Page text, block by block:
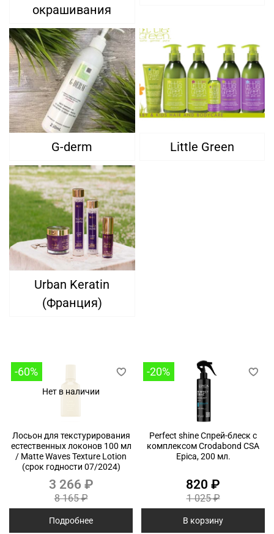
окрашивания
G-derm Little Green
Urban Keratin
(Франция)
Нет в наличии
-60%
Лосьон для текстурирования
естественных локонов 100 мл
/ Matte Waves Texture Lotion
(срок годности 07/2024)
3 266 ₽
8 165 ₽
Подробнее
-20%
Perfect shine Спрей-блеск с
комплексом Crodabond CSA
Epica, 200 мл.
820 ₽
1 025 ₽
В корзину